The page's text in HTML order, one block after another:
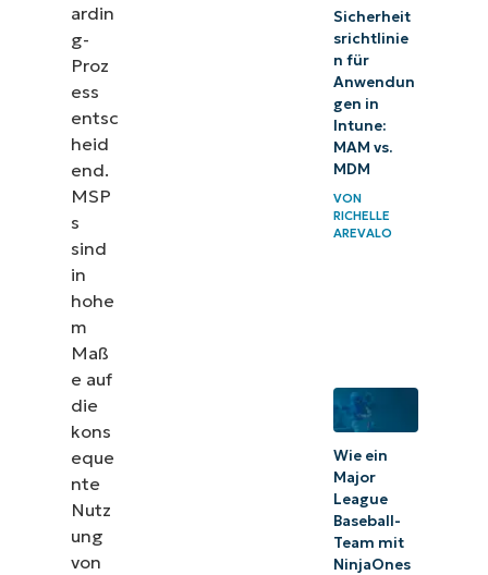
Onboarding,
(und
ardin
g-
Proz
ess
entsc
heid
end.
MSP
s
sind
in
hohe
m
Maß
e auf
die
kons
eque
nte
Nutz
ung
von
Sicherheit
srichtlinie
n für
Anwendun
gen in
Intune:
MAM vs.
MDM
VON
RICHELLE
AREVALO
Wie ein
Major
League
Baseball-
Team mit
NinjaOnes